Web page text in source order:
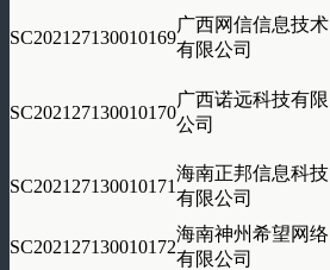
SC202127130010169
广西网信信息技术
有限公司
SC202127130010170
广西诺远科技有限
公司
SC202127130010171
海南正邦信息科技
有限公司
SC202127130010172
海南神州希望网络
有限公司